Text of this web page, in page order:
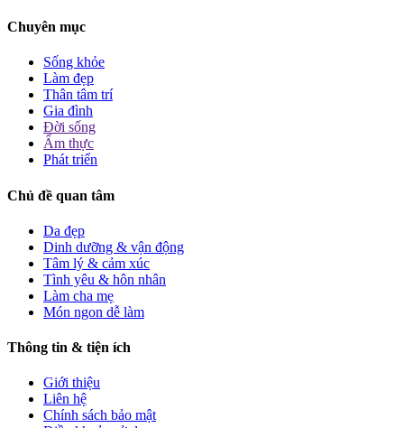
Chuyên mục
Sống khỏe
Làm đẹp
Thân tâm trí
Gia đình
Đời sống
Ẩm thực
Phát triển
Chủ đề quan tâm
Da đẹp
Dinh dưỡng & vận động
Tâm lý & cảm xúc
Tình yêu & hôn nhân
Làm cha mẹ
Món ngon dễ làm
Thông tin & tiện ích
Giới thiệu
Liên hệ
Chính sách bảo mật